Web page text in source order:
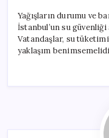
Yağışların durumu ve
İstanbul’un su güvenliği
Vatandaşlar, su
yaklaşım